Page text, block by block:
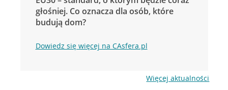
głośniej. Co oznacza dla osób, które
budują dom?
Dowiedz się więcej na CAsfera.pl
Więcej aktualności